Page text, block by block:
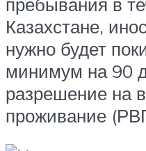
Казахстане,
нужно будет
минимум на 90
разрешение на
проживание